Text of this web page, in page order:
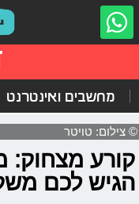
מחשבים ואינטרנט
© צילום: טויטר
קורע מצחוק:
הגיש לכם